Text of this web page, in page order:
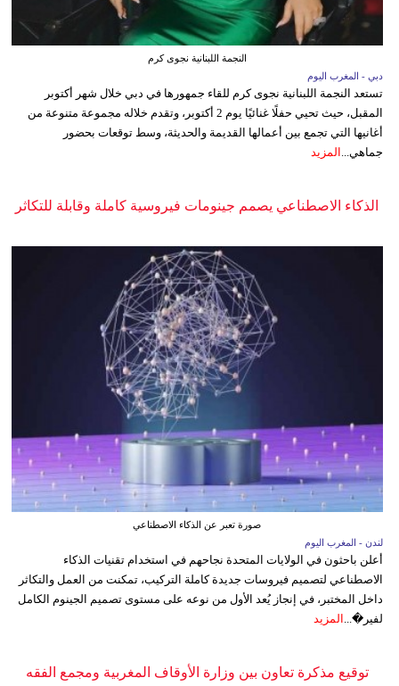
النجمة اللبنانية نجوى كرم
دبي - المغرب اليوم
تستعد النجمة اللبنانية نجوى كرم للقاء جمهورها في دبي خلال شهر أكتوبر
المقبل، حيث تحيي حفلًا غنائيًا يوم 2 أكتوبر، وتقدم خلاله مجموعة متنوعة من
أغانيها التي تجمع بين أعمالها القديمة والحديثة، وسط توقعات بحضور
جماهي... المزيد
الذكاء الاصطناعي يصمم جينومات فيروسية كاملة وقابلة للتكاثر
صورة تعبر عن الذكاء الاصطناعي
لندن - المغرب اليوم
أعلن باحثون في الولايات المتحدة نجاحهم في استخدام تقنيات الذكاء
الاصطناعي لتصميم فيروسات جديدة كاملة التركيب، تمكنت من العمل والتكاثر
داخل المختبر، في إنجاز يُعد الأول من نوعه على مستوى تصميم الجينوم الكامل
لفير�...
المزيد
توقيع مذكرة تعاون بين وزارة الأوقاف المغربية ومجمع الفقه